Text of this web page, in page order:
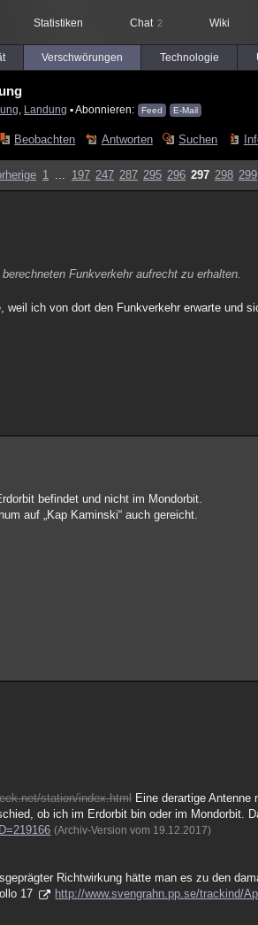
Statistiken Chat 2 Wiki
Verschwörungen Technologie
Landung ▪ Abonnieren: Feed E-Mail
Beobachten Antworten Suchen
1 ... 197 247 287 295 296 297 298 299
Funkverkehr aufrecht zu erhalten.
ich von dort den Funkverkehr erwarte und
befindet und nicht im Mondorbit.
auf „Kap Kaminski“ auch gereicht.
station/index.htmlEine derartige Antenne
ob ich im Erdorbit bin oder im Mondorbit.
(Archiv-Version vom 19.12.2017)
Richtwirkung hätte man es zu den
17
http://www.svengrahn.pp.se/trackind/